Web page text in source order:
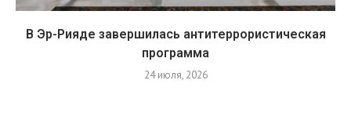
В Эр-Рияде завершилась антитеррористическая
программа
24 июля, 2026